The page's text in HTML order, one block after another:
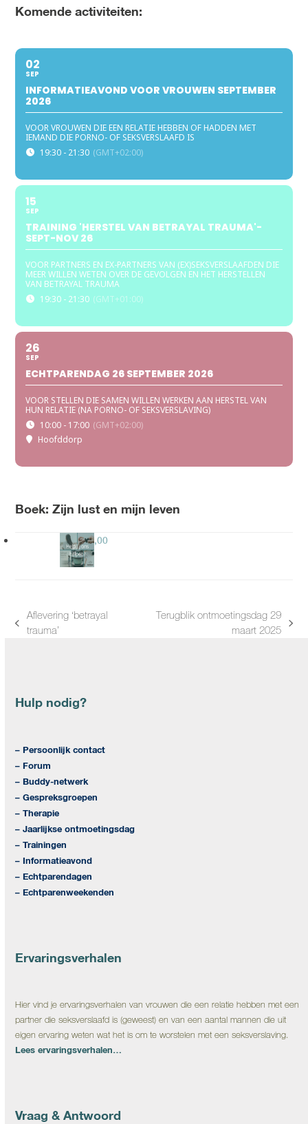
Komende activiteiten:
02
SEP
INFORMATIEAVOND VOOR VROUWEN SEPTEMBER
2026
VOOR VROUWEN DIE EEN RELATIE HEBBEN OF HADDEN MET
IEMAND DIE PORNO- OF SEKSVERSLAAFD IS
19:30 - 21:30 (GMT+02:00)
15
SEP
TRAINING 'HERSTEL VAN BETRAYAL TRAUMA'-
SEPT-NOV 26
VOOR PARTNERS EN EX-PARTNERS VAN (EX)SEKSVERSLAAFDEN DIE
MEER WILLEN WETEN OVER DE GEVOLGEN EN HET HERSTELLEN
VAN BETRAYAL TRAUMA
19:30 - 21:30 (GMT+01:00)
26
SEP
ECHTPARENDAG 26 SEPTEMBER 2026
VOOR STELLEN DIE SAMEN WILLEN WERKEN AAN HERSTEL VAN
HUN RELATIE (NA PORNO- OF SEKSVERSLAVING)
10:00 - 17:00 (GMT+02:00)
Hoofddorp
Boek: Zijn lust en mijn leven
Gift €30,00
previous
Aflevering ‘betrayal
trauma’
Terugblik ontmoetingsdag 29
maart 2025
Hulp nodig?
– Persoonlijk contact
– Forum
– Buddy-netwerk
– Gespreksgroepen
– Therapie
– Jaarlijkse ontmoetingsdag
– Trainingen
– Informatieavond
– Echtparendagen
– Echtparenweekenden
Ervaringsverhalen
Hier vind je ervaringsverhalen van vrouwen die een relatie hebben met een
partner die seksverslaafd is (geweest) en van een aantal mannen die uit
eigen ervaring weten wat het is om te worstelen met een seksverslaving.
Lees ervaringsverhalen…
Vraag & Antwoord